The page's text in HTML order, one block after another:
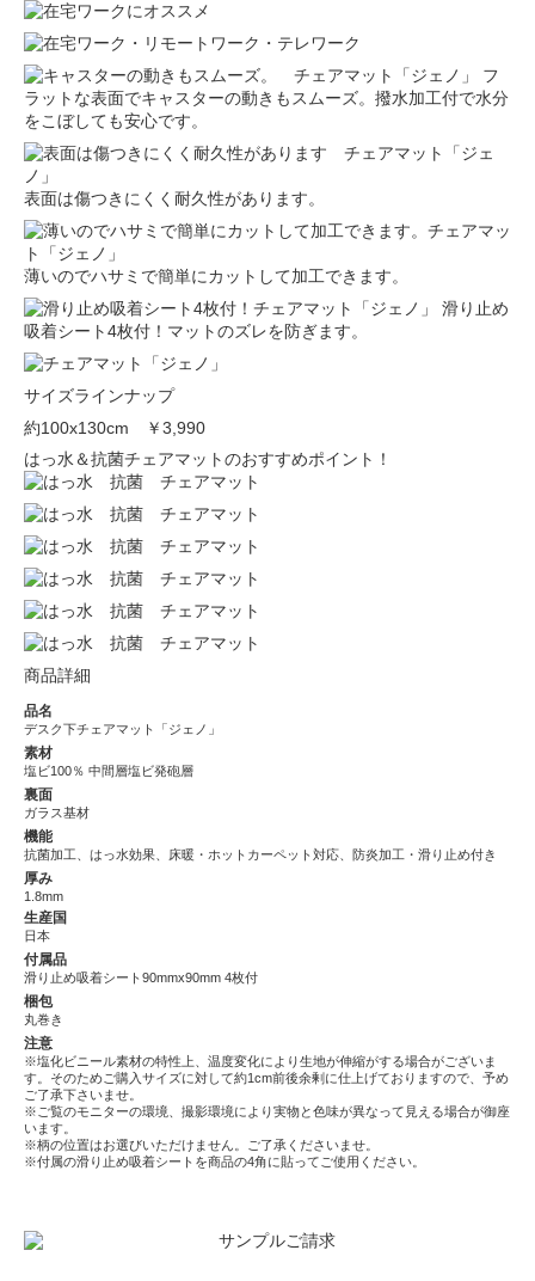
フ
ラットな表面でキャスターの動きもスムーズ。撥水加工付で水分
をこぼしても安心です。
表面は傷つきにくく耐久性があります。
薄いのでハサミで簡単にカットして加工できます。
滑り止め
吸着シート4枚付！マットのズレを防ぎます。
サイズラインナップ
約100x130cm
￥3,990
はっ水＆抗菌チェアマットのおすすめポイント！
商品詳細
品名
デスク下チェアマット「ジェノ」
素材
塩ビ100％ 中間層塩ビ発砲層
裏面
ガラス基材
機能
抗菌加工、はっ水効果、床暖・ホットカーペット対応、防炎加工・滑り止め付き
厚み
1.8mm
生産国
日本
付属品
滑り止め吸着シート90mmx90mm 4枚付
梱包
丸巻き
注意
※塩化ビニール素材の特性上、温度変化により生地が伸縮がする場合がございま
す。そのためご購入サイズに対して約1cm前後余剰に仕上げておりますので、予め
ご了承下さいませ。
※ご覧のモニターの環境、撮影環境により実物と色味が異なって見える場合が御座
います。
※柄の位置はお選びいただけません。ご了承くださいませ。
※付属の滑り止め吸着シートを商品の4角に貼ってご使用ください。